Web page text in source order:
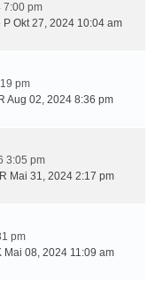
7:00 pm
P Okt 27, 2024 10:04 am
pm
R Aug 02, 2024 8:36 pm
3:05 pm
R Mai 31, 2024 2:17 pm
pm
Mai 08, 2024 11:09 am